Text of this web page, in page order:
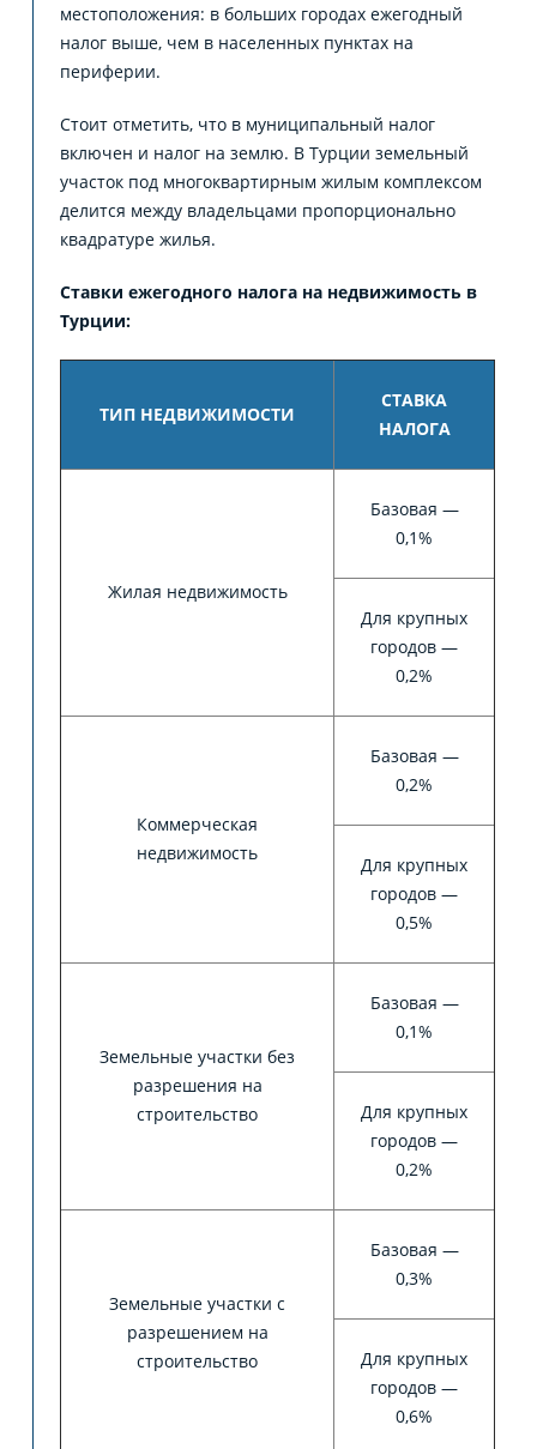
местоположения: в больших городах ежегодный
налог выше, чем в населенных пунктах на
периферии.
Стоит отметить, что в муниципальный налог
включен и налог на землю. В Турции земельный
участок под многоквартирным жилым комплексом
делится между владельцами пропорционально
квадратуре жилья.
Ставки ежегодного налога на недвижимость в
Турции:
ТИП НЕДВИЖИМОСТИ
СТАВКА
НАЛОГА
Жилая недвижимость
Базовая —
0,1%
Для крупных
городов —
0,2%
Коммерческая
недвижимость
Базовая —
0,2%
Для крупных
городов —
0,5%
Земельные участки без
разрешения на
строительство
Базовая —
0,1%
Для крупных
городов —
0,2%
Земельные участки с
разрешением на
строительство
Базовая —
0,3%
Для крупных
городов —
0,6%